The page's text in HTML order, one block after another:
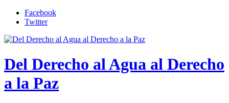
Facebook
Twitter
Del Derecho al Agua al Derecho
a la Paz